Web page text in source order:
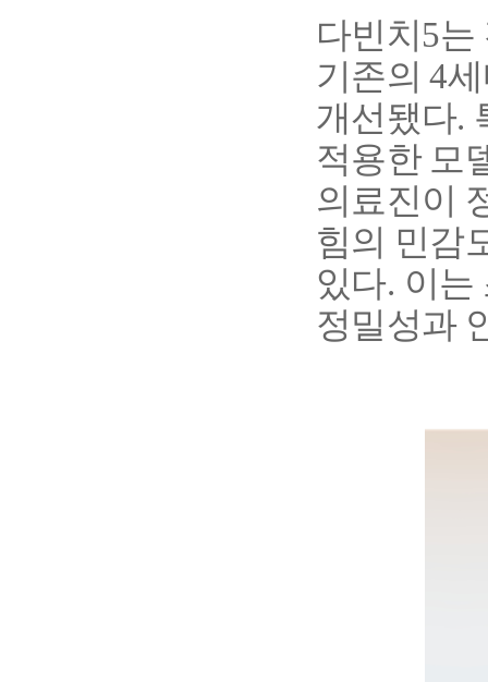
다빈치 5는
기존의4
개선됐다.
적용한 모
의료진이
힘의 민감
있다. 이는
정밀성과